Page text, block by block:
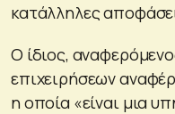
κατάλληλες
Ο ίδιος,
επιχειρήσεων
η οποία «είναι μια